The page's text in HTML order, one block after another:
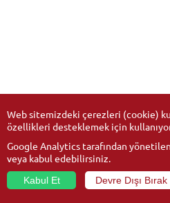
Web sitemizdeki çerezleri (cookie)
özellikleri desteklemek için
Google Analytics tarafından
veya kabul edebilirsiniz.
Kabul Et
Devre Dışı Bırak
© 2026Anadolu